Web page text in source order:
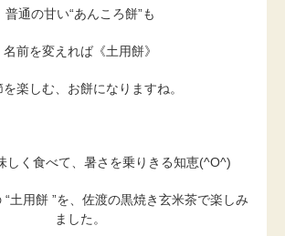
普通の甘い“あんころ餅”も
名前を変えれば《土用餅》
を楽しむ、お餅になりますね。
しく食べて、暑さを乗りきる知恵(^O^)
土用餅 ”を、佐渡の黒焼き玄米茶で楽しみ
ました。